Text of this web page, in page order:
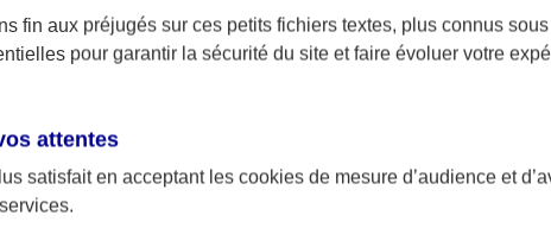
fin aux préjugés sur ces petits fichiers textes, plus connus
pour garantir la sécurité du site et faire évoluer votre
attentes
satisfait en acceptant les cookies de mesure d’audience et